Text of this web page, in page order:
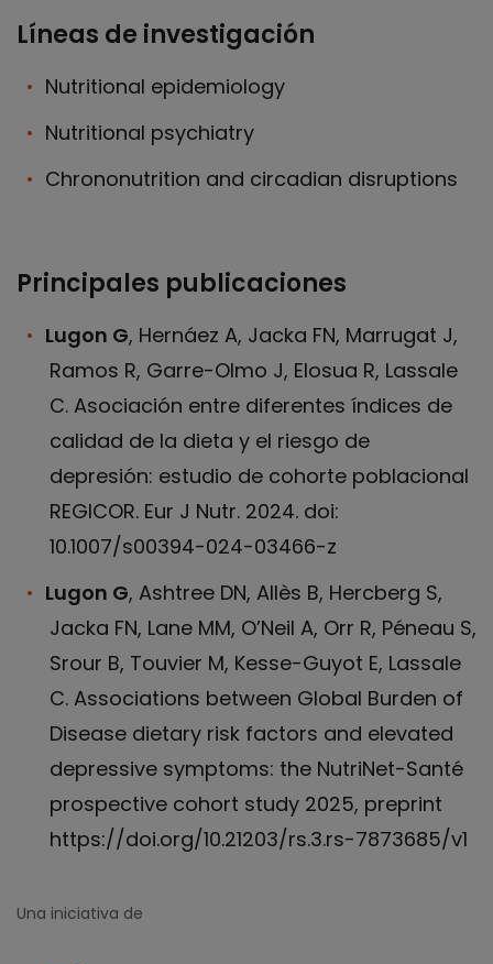
Líneas de investigación
Nutritional epidemiology
Nutritional psychiatry
Chrononutrition and circadian disruptions
Principales publicaciones
Lugon G, Hernáez A, Jacka FN, Marrugat J,
Ramos R, Garre-Olmo J, Elosua R, Lassale
C. Asociación entre diferentes índices de
calidad de la dieta y el riesgo de
depresión: estudio de cohorte poblacional
REGICOR. Eur J Nutr. 2024. doi:
10.1007/s00394-024-03466-z
Lugon G, Ashtree DN, Allès B, Hercberg S,
Jacka FN, Lane MM, O’Neil A, Orr R, Péneau S,
Srour B, Touvier M, Kesse-Guyot E, Lassale
C. Associations between Global Burden of
Disease dietary risk factors and elevated
depressive symptoms: the NutriNet-Santé
prospective cohort study 2025, preprint
https://doi.org/10.21203/rs.3.rs-7873685/v1
Una iniciativa de